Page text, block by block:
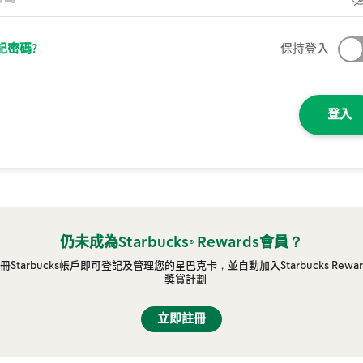
密碼? 保持登入
登入
仍未成為Starbucks® Rewards會員？
Starbucks帳戶即可登記及管理您的星巴克卡，並自動加入Starbucks
獎賞計劃
立即註冊